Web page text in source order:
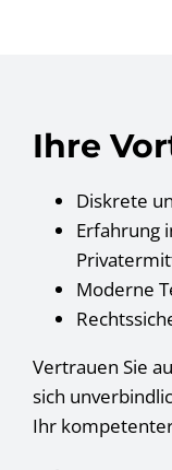
Ihre
Diskrete
Erfahrung
Moderne
Vertrauen Sie
sich
Ihr